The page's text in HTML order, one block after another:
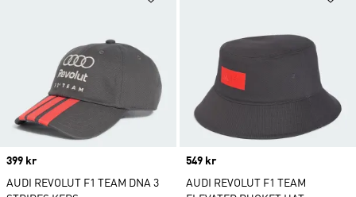
Price
399 kr
AUDI REVOLUT F1 TEAM DNA 3
Price
549 kr
AUDI REVOLUT F1 TEAM